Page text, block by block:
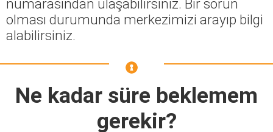
numarasından ulaşabilirsiniz. Bir sorun
olması durumunda merkezimizi arayıp bilgi
alabilirsiniz.
Ne kadar süre beklemem
gerekir?